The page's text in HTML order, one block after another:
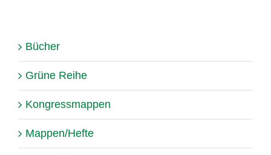
Bücher
Grüne Reihe
Kongressmappen
Mappen/Hefte